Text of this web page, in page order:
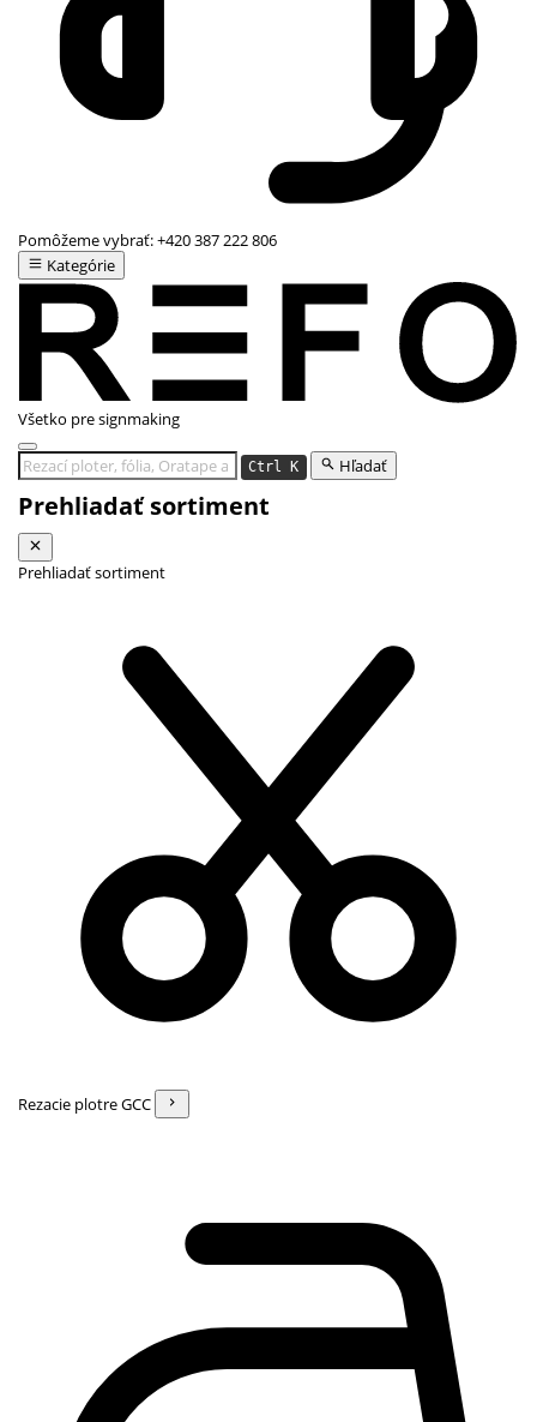
Pomôžeme vybrať:+420 387 222 806
Kategórie
Všetko pre signmaking
Ctrl K Hľadať
Prehliadať sortiment
Prehliadať sortiment
Rezacie plotre GCC